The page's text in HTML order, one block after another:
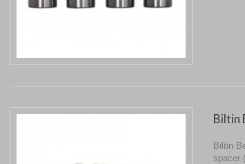
Biltin
Biltin
spacer